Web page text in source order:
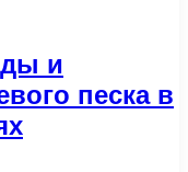
и
песка в